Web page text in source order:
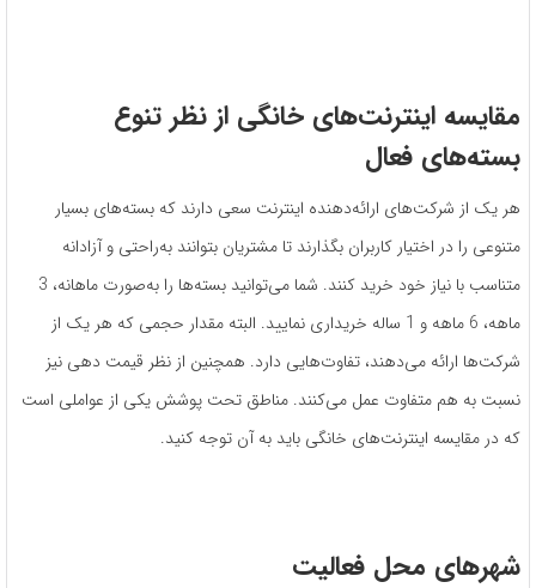
مقایسه اینترنت‌های خانگی از نظر تنوع
بسته‌های فعال
هر یک از شرکت‌های ارائه‌دهنده اینترنت سعی دارند که بسته‌های بسیار
متنوعی را در اختیار کاربران بگذارند تا مشتریان بتوانند به‌راحتی و آزادانه
متناسب با نیاز خود خرید کنند. شما می‌توانید بسته‌ها را به‌صورت ماهانه، 3
ماهه، 6 ماهه و 1 ساله خریداری نمایید. البته مقدار حجمی که هر یک از
شرکت‌ها ارائه می‌دهند، تفاوت‌هایی دارد. همچنین از نظر قیمت دهی نیز
نسبت به هم متفاوت عمل می‌کنند. مناطق تحت پوشش یکی از عواملی است
که در مقایسه اینترنت‌های خانگی باید به آن توجه کنید.
شهرهای محل فعالیت